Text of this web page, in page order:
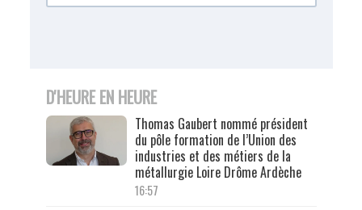
D'HEURE EN HEURE
Thomas Gaubert nommé président
du pôle formation de l’Union des
industries et des métiers de la
métallurgie Loire Drôme Ardèche
16:57